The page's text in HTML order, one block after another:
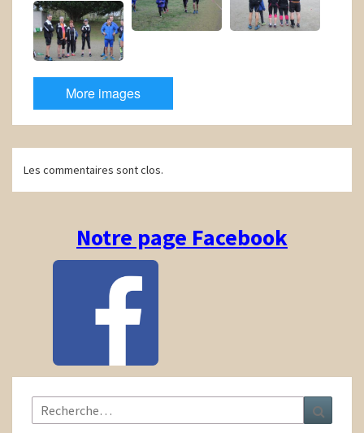
More images
Navigation
d'article
Les commentaires sont clos.
Notre page Facebook
Rechercher :